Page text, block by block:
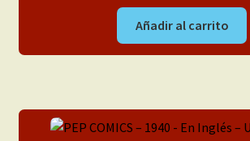
Añadir al carrito